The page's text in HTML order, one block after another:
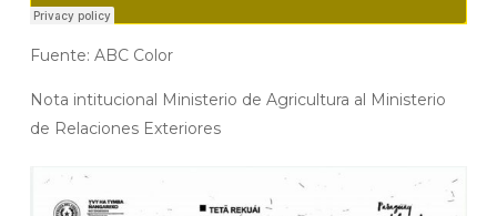
Fuente: ABC Color
Nota intitucional Ministerio de Agricultura al Ministerio
de Relaciones Exteriores